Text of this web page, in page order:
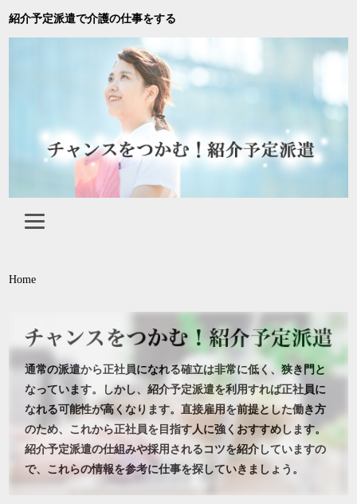
紹介予定派遣で介護の仕事をする
Home
通常の派遣から正社員になれる確立は非常に低く、狭き門と
なっています。しかし、紹介予定派遣を利用すれば正社員に
なれる可能性が高くなります。直接雇用を前提とした働き方
のため、これから正社員を目指す人に強くおすすめします。
紹介予定派遣の仕組みや採用されるコツを紹介していますの
で、これらの情報を参考に仕事を探していきましょう。